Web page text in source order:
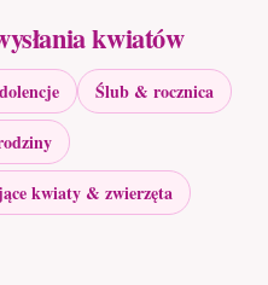
kwiatów
Ślub & rocznica
kwiaty & zwierzęta